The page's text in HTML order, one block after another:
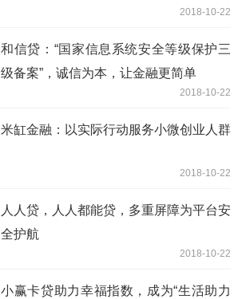
2018-10-22
和信贷：“国家信息系统安全等级保护三
级备案”，诚信为本，让金融更简单
2018-10-22
米缸金融：以实际行动服务小微创业人群
2018-10-22
人人贷，人人都能贷，多重屏障为平台安
全护航
2018-10-22
小赢卡贷助力幸福指数，成为“生活助力